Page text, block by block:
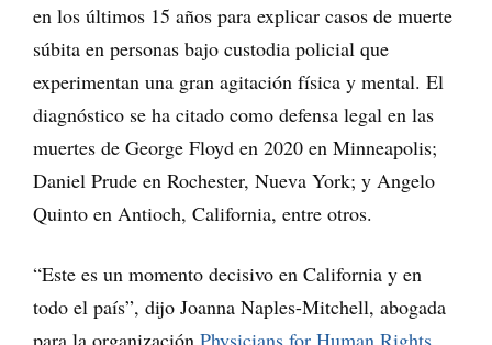
en los últimos 15 años para explicar casos de muerte
súbita en personas bajo custodia policial que
experimentan una gran agitación física y mental. El
diagnóstico se ha citado como defensa legal en las
muertes de George Floyd en 2020 en Minneapolis;
Daniel Prude en Rochester, Nueva York; y Angelo
Quinto en Antioch, California, entre otros.
“Este es un momento decisivo en California y en
todo el país”, dijo Joanna Naples-Mitchell, abogada